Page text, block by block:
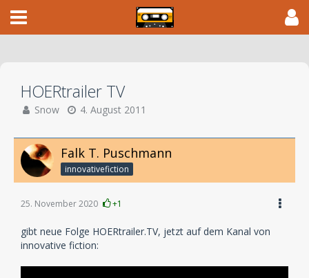
HOERtrailer TV
Snow 4. August 2011
Falk T. Puschmann
innovativefiction
25. November 2020 +1
gibt neue Folge HOERtrailer.TV, jetzt auf dem Kanal von
innovative fiction: